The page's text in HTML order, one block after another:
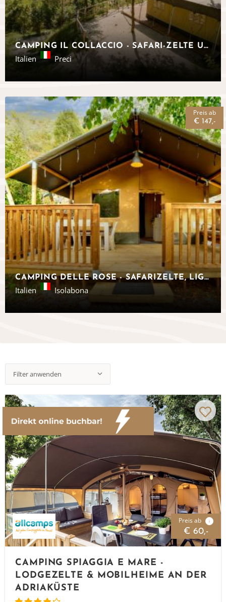
CAMPING IL COLLACCIO - SAFARI-ZELTE UMBRIEN
Italien Preci
CAMPING DELLE ROSE - SAFARIZELTE, LIGURIEN
Italien Isolabona
Preis ab
€ 147,-
Filter anwenden
Preis ab i
€ 60,-
CAMPING SPIAGGIA E MARE -
LODGEZELTE & MOBILHEIME AN DER
ADRIAKÜSTE